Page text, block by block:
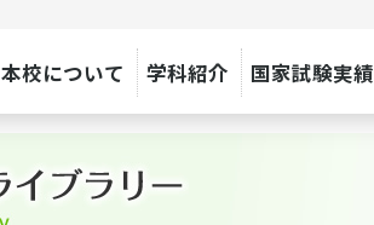
本校について 学科紹介 国家試験実績